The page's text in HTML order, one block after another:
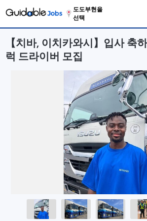
도도부현을
선택
【치바, 이치카와시】입사 축
럭 드라이버 모집